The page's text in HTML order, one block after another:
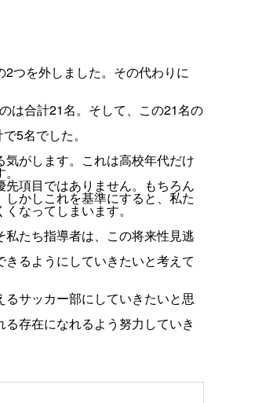
つを外しました。その代わりに
は合計21名。そして、この21名の
5名でした。
がします。これは高校年代だけ
。
項目ではありません。もちろん
かしこれを基準にすると、私た
なってしまいます。
たち指導者は、この将来性見逃
るようにしていきたいと考えて
サッカー部にしていきたいと思
存在になれるよう努力していき